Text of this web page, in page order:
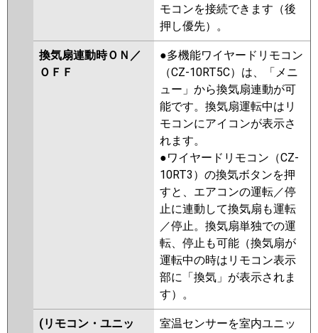
モコンを接続できます（後
押し優先）。
換気扇連動時ＯＮ／
ＯＦＦ
●多機能ワイヤードリモコン
（CZ-10RT5C）は、「メニ
ュー」から換気扇連動が可
能です。換気扇運転中はリ
モコンにアイコンが表示さ
れます。
●ワイヤードリモコン（CZ-
10RT3）の換気ボタンを押
すと、エアコンの運転／停
止に連動して換気扇も運転
／停止。換気扇単独での運
転、停止も可能（換気扇が
運転中の時はリモコン表示
部に「換気」が表示されま
す）。
(リモコン・ユニッ
室温センサーを室内ユニッ